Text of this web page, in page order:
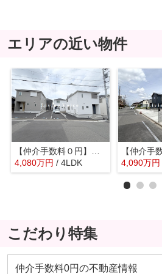
エリアの近い物件
【仲介手数料０円】相模原市中央区星が丘第17 新築一戸建て 全5棟
4,080万円 / 4LDK
4,090万円
こだわり特集
仲介手数料0円の不動産情報